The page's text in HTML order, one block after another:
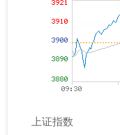
上证指数